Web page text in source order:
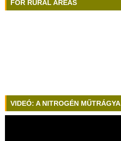
FOR RURAL AREAS
VIDEÓ: A NITROGÉN MŰTRÁGYA